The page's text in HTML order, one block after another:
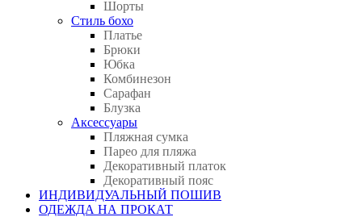
Шорты
Стиль бохо
Платье
Брюки
Юбка
Комбинезон
Сарафан
Блузка
Аксессуары
Пляжная сумка
Парео для пляжа
Декоративный платок
Декоративный пояс
ИНДИВИДУАЛЬНЫЙ ПОШИВ
ОДЕЖДА НА ПРОКАТ